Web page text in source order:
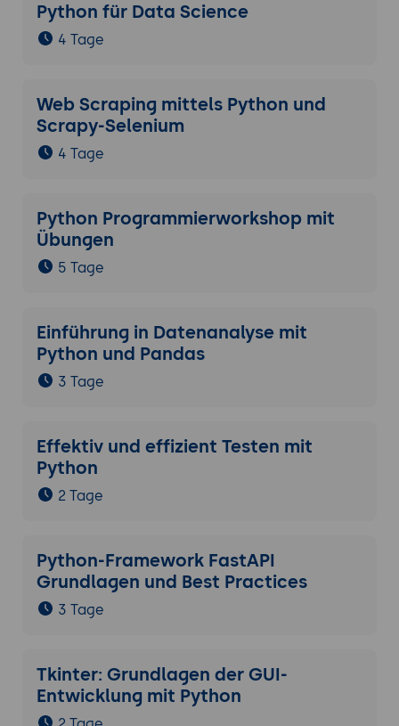
Python für Data Science
4 Tage
Web Scraping mittels Python und
Scrapy-Selenium
4 Tage
Python Programmierworkshop mit
Übungen
5 Tage
Einführung in Datenanalyse mit
Python und Pandas
3 Tage
Effektiv und effizient Testen mit
Python
2 Tage
Python-Framework FastAPI
Grundlagen und Best Practices
3 Tage
Tkinter: Grundlagen der GUI-
Entwicklung mit Python